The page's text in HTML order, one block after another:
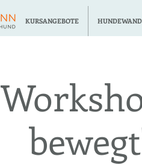
KURSANGEBOTE